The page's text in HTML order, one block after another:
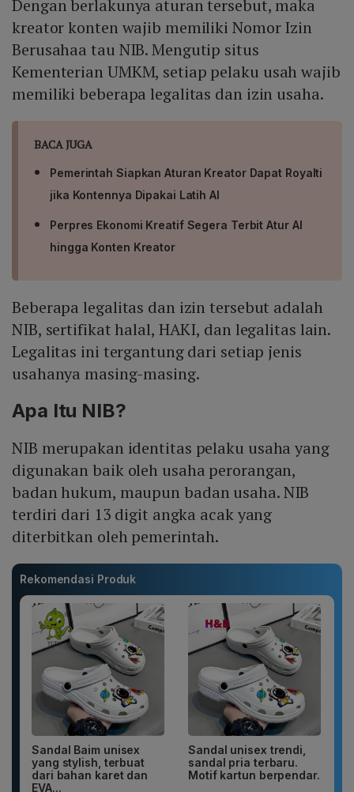
Dengan berlakunya aturan tersebut, maka
kreator konten wajib memiliki Nomor Izin
Berusahaa tau NIB. Mengutip situs
Kementerian UMKM, setiap pelaku usah wajib
memiliki beberapa legalitas dan izin usaha.
BACA JUGA
Pemerintah Siapkan Aturan Kreator Dapat Royalti
jika Kontennya Dipakai Latih AI
Perpres Ekonomi Kreatif Segera Terbit Atur AI
hingga Konten Kreator
Beberapa legalitas dan izin tersebut adalah
NIB, sertifikat halal, HAKI, dan legalitas lain.
Legalitas ini tergantung dari setiap jenis
usahanya masing-masing.
Apa Itu NIB?
NIB merupakan identitas pelaku usaha yang
digunakan baik oleh usaha perorangan,
badan hukum, maupun badan usaha. NIB
terdiri dari 13 digit angka acak yang
diterbitkan oleh pemerintah.
Rekomendasi Produk
Sandal Baim unisex
yang stylish, terbuat
dari bahan karet dan
EVA...
Sandal unisex trendi,
sandal pria terbaru.
Motif kartun berpendar.